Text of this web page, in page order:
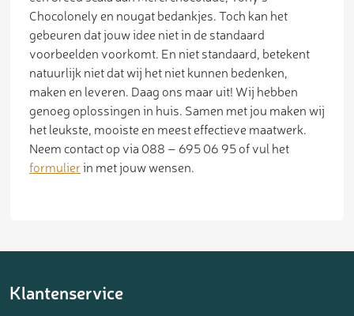
Chocolonely en nougat bedankjes. Toch kan het
gebeuren dat jouw idee niet in de standaard
voorbeelden voorkomt. En niet standaard, betekent
natuurlijk niet dat wij het niet kunnen bedenken,
maken en leveren. Daag ons maar uit! Wij hebben
genoeg oplossingen in huis. Samen met jou maken wij
het leukste, mooiste en meest effectieve maatwerk.
Neem contact op via 088 – 695 06 95 of vul het
formulierin met jouw wensen.
Klantenservice